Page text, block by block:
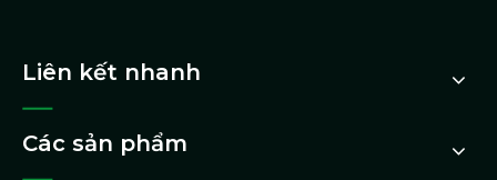
Liên kết nhanh
Các sản phẩm